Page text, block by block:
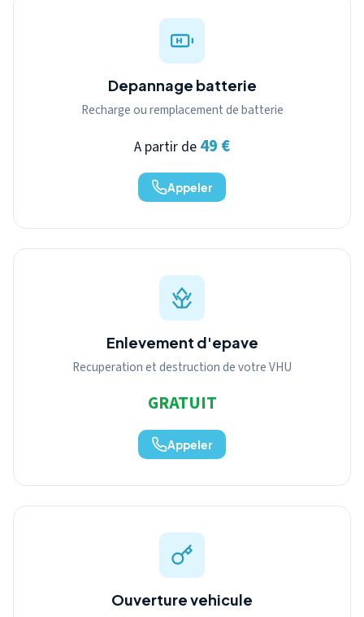
Depannage batterie
Recharge ou remplacement de batterie
A partir de 49 €
Appeler
Enlevement d'epave
Recuperation et destruction de votre VHU
GRATUIT
Appeler
Ouverture vehicule